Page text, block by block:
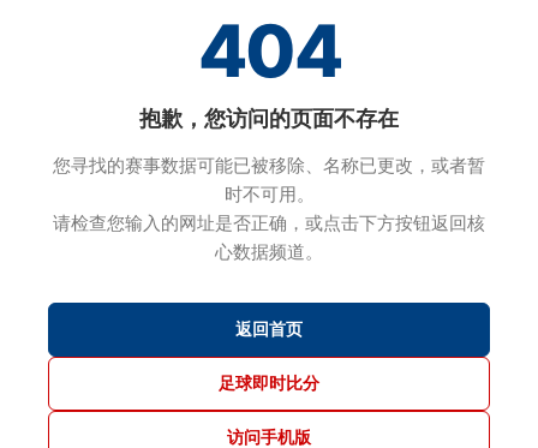
404
抱歉，您访问的页面不存在
您寻找的赛事数据可能已被移除、名称已更改，或者暂
时不可用。
请检查您输入的网址是否正确，或点击下方按钮返回核
心数据频道。
返回首页
足球即时比分
访问手机版